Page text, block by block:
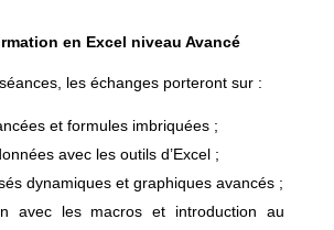
en Excel niveau Avancé
les échanges porteront sur :
et formules imbriquées ;
avec les outils d’Excel ;
dynamiques et graphiques avancés ;
avec les macros et introduction au